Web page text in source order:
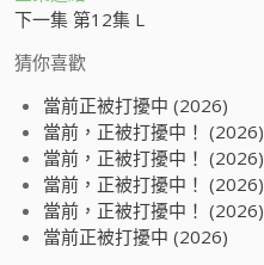
下一集 第12集 L
猜你喜歡
當前正被打擾中 (2026)
當前，正被打擾中！ (2026)
當前，正被打擾中！ (2026)
當前，正被打擾中！ (2026)
當前，正被打擾中！ (2026)
當前正被打擾中 (2026)